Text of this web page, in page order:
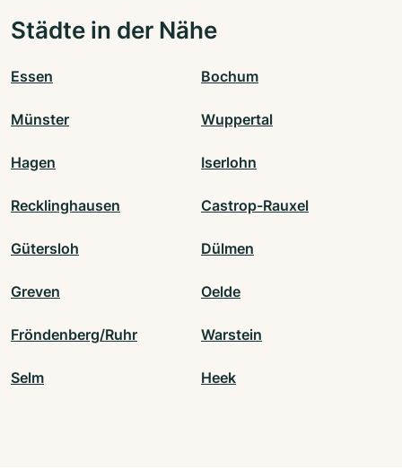
Städte in der Nähe
Essen Bochum
Münster Wuppertal
Hagen Iserlohn
Recklinghausen Castrop-Rauxel
Gütersloh Dülmen
Greven Oelde
Fröndenberg/Ruhr Warstein
Selm Heek